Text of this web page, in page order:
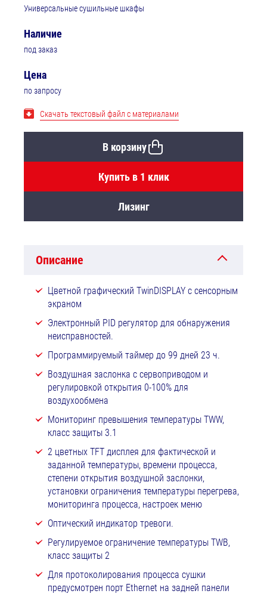
Универсальные сушильные шкафы
Наличие
под заказ
Цена
по запросу
Скачать текстовый файл с материалами
В корзину
Купить в 1 клик
Лизинг
Описание
Цветной графический TwinDISPLAY с сенсорным
экраном
Электронный PID регулятор для обнаружения
неисправностей.
Программируемый таймер до 99 дней 23 ч.
Воздушная заслонка с сервоприводом и
регулировкой открытия 0-100% для
воздухообмена
Мониторинг превышения температуры TWW,
класс защиты 3.1
2 цветных TFT дисплея для фактической и
заданной температуры, времени процесса,
степени открытия воздушной заслонки,
установки ограничения температуры перегрева,
мониторинга процесса, настроек меню
Оптический индикатор тревоги.
Регулируемое ограничение температуры TWB,
класс защиты 2
Для протоколирования процесса сушки
предусмотрен порт Ethernet на задней панели